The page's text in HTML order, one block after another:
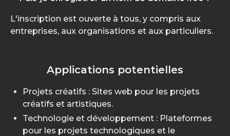
L'inscription est ouverte à tous, y compris aux
entreprises, aux organisations et aux particuliers.
Applications potentielles
Projets créatifs : Sites web pour les projets
créatifs et artistiques.
Technologie et développement : Plateformes
pour les projets technologiques et le